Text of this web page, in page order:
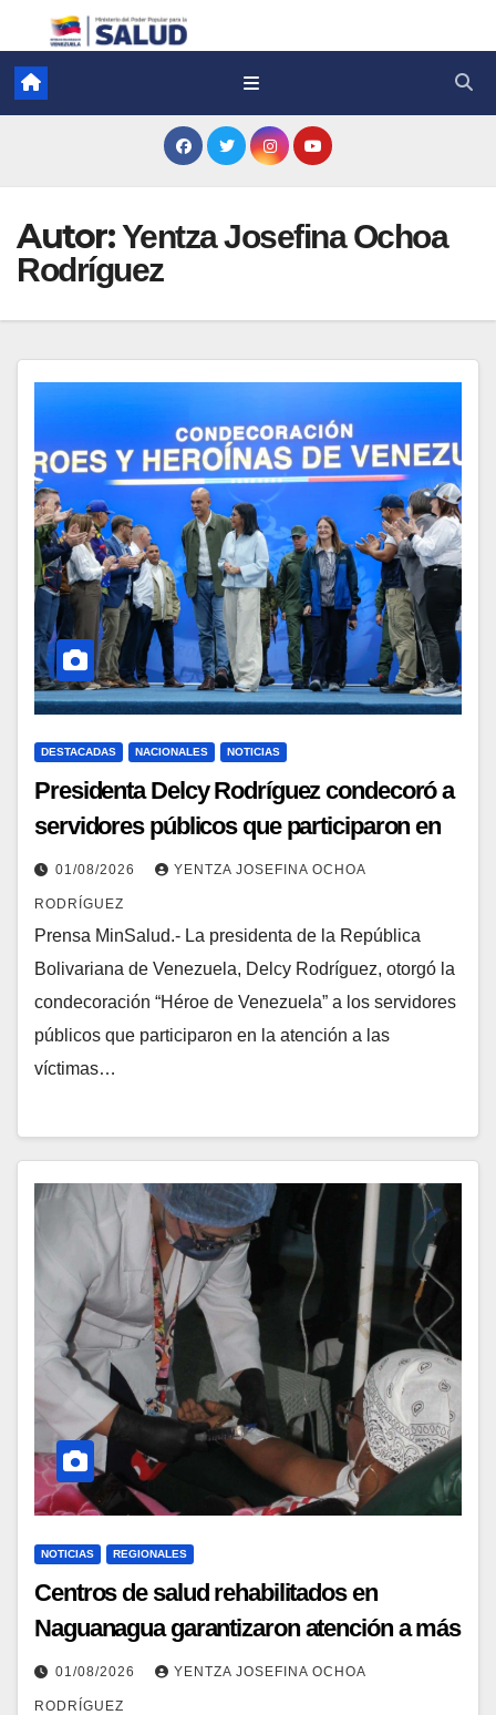
Autor:Yentza Josefina Ochoa
Rodríguez
DESTACADAS NACIONALES NOTICIAS
Presidenta Delcy Rodríguez condecoró a
servidores públicos que participaron en
la atención a víctimas de los sismos
01/08/2026 YENTZA JOSEFINA OCHOA
RODRÍGUEZ
Prensa MinSalud.- La presidenta de la República
Bolivariana de Venezuela, Delcy Rodríguez, otorgó la
condecoración “Héroe de Venezuela” a los servidores
públicos que participaron en la atención a las
víctimas…
NOTICIAS REGIONALES
Centros de salud rehabilitados en
Naguanagua garantizaron atención a más
de 19 mil pacientes
01/08/2026 YENTZA JOSEFINA OCHOA
RODRÍGUEZ